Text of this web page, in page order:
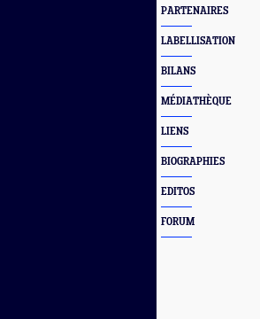
PARTENAIRES
LABELLISATION
BILANS
MÉDIATHÈQUE
LIENS
BIOGRAPHIES
EDITOS
FORUM